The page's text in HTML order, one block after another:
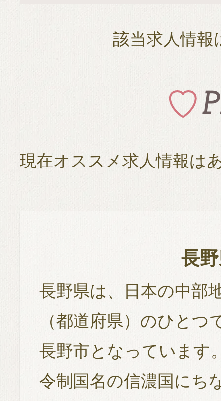
該当求人情
現在オススメ求人情報は
長
長野県は、日本の中部
（都道府県）のひと
長野市となっています
令制国名の信濃国にち